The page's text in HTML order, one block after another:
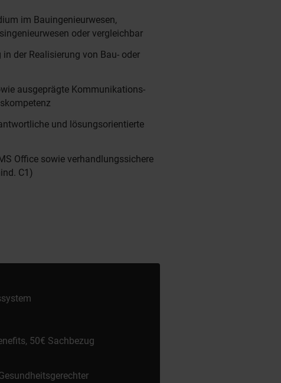
im Bauingenieurwesen,
oder vergleichbar
der Realisierung von Bau- oder
ausgeprägte Kommunikations-
und lösungsorientierte
Office sowie verhandlungssichere
C1)
50€ Sachbezug